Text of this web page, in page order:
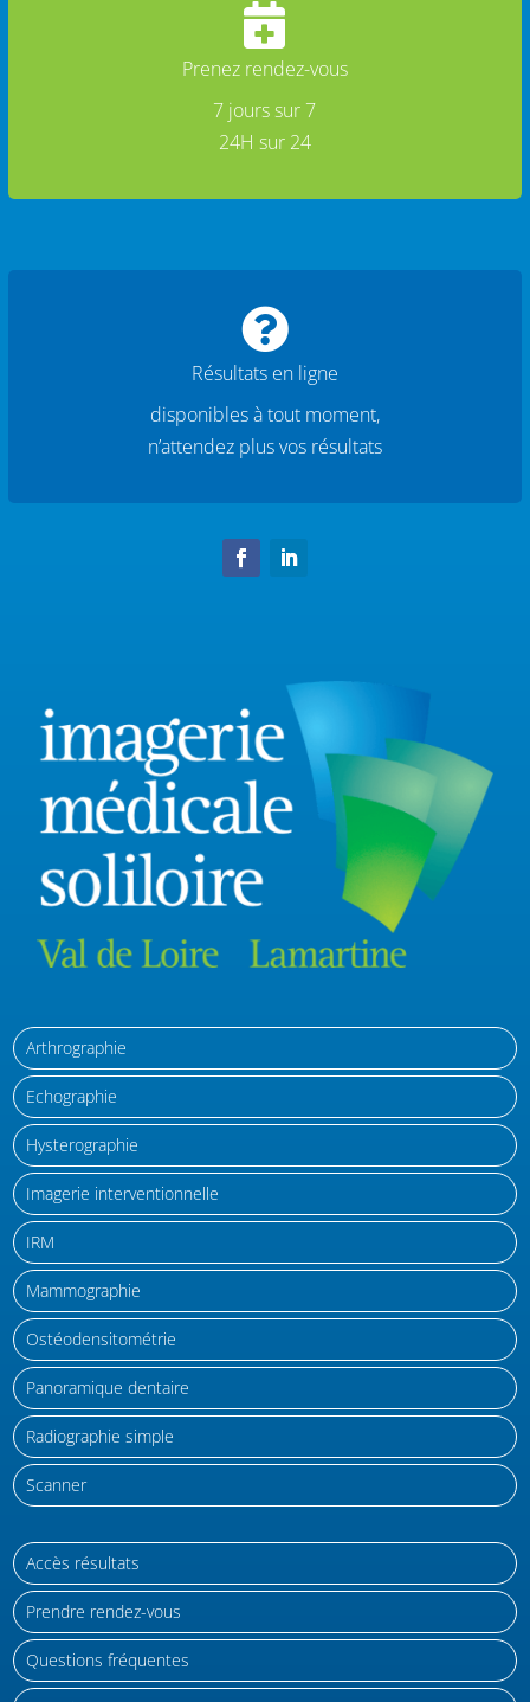

Prenez rendez-vous
7 jours sur 7
24H sur 24

Résultats en ligne
disponibles à tout moment,
n’attendez plus vos résultats
Arthrographie
Echographie
Hysterographie
Imagerie interventionnelle
IRM
Mammographie
Ostéodensitométrie
Panoramique dentaire
Radiographie simple
Scanner
Accès résultats
Prendre rendez-vous
Questions fréquentes